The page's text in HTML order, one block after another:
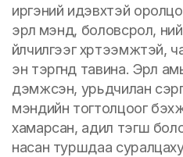
иргэний идэвхтэй
эрүүл мэнд, боловсрол,
үйлчилгээг хүртээмжтэй,
эн тэргүүнд тавина. Эрүүл
дэмжсэн, урьдчилан
мэндийн тогтолцоог
хамарсан, адил тэгш
насан туршдаа